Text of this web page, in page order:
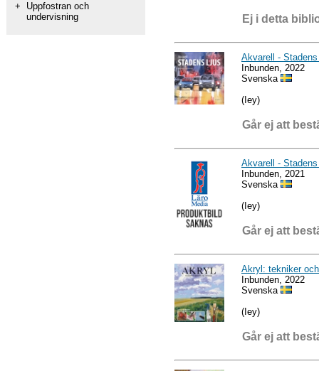
+
Uppfostran och
undervisning
Ej i detta
Akvarell -
Inbunden, 2022
Svenska
(Iey)
Går ej att
Akvarell -
Inbunden, 2021
Svenska
(Iey)
Går ej att
Akryl: tekniker
Inbunden, 2022
Svenska
(Iey)
Går ej att